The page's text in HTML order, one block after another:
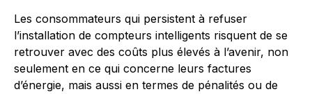
Les consommateurs qui persistent à refuser
l’installation de compteurs intelligents risquent de se
retrouver avec des coûts plus élevés à l’avenir, non
seulement en ce qui concerne leurs factures
d’énergie, mais aussi en termes de pénalités ou de